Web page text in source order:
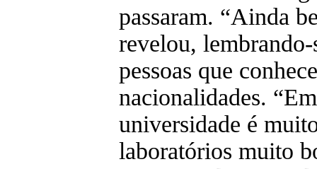
passaram. “Ainda
revelou, lembrando-
pessoas que
nacionalidades.
universidade é
laboratórios muito